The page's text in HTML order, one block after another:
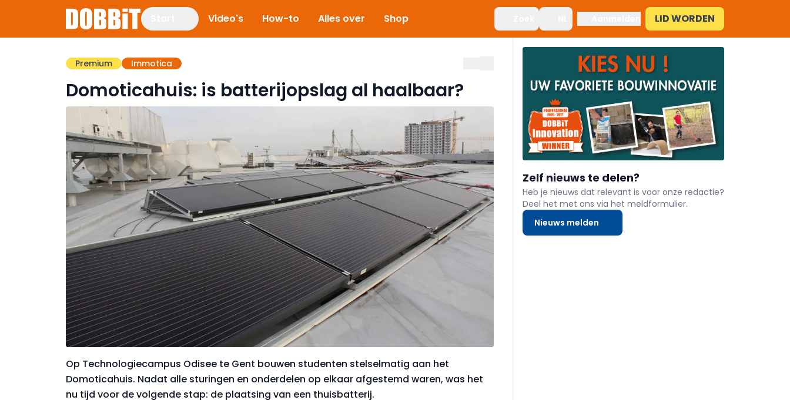
Video's How-to Alles over Shop LID WORDEN
Premium Immotica
Domoticahuis: is batterijopslag al haalbaar?
Op Technologiecampus Odisee te Gent bouwen studenten stelselmatig aan het
Domoticahuis. Nadat alle sturingen en onderdelen op elkaar afgestemd waren, was het
nu tijd voor de volgende stap: de plaatsing van een thuisbatterij.
Zelf nieuws te delen?
Heb je nieuws dat relevant is voor onze redactie?
Deel het met ons via het meldformulier.
Nieuws melden